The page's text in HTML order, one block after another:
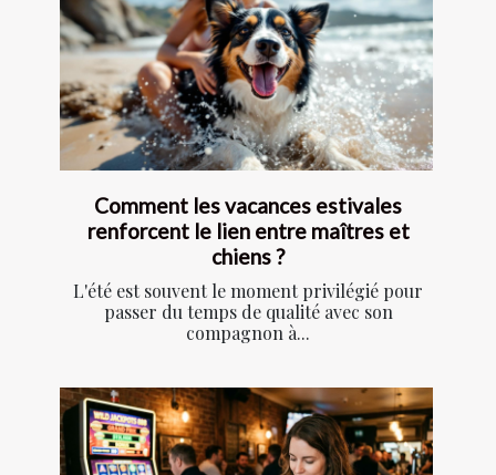
Comment les vacances estivales
renforcent le lien entre maîtres et
chiens ?
L'été est souvent le moment privilégié pour
passer du temps de qualité avec son
compagnon à...